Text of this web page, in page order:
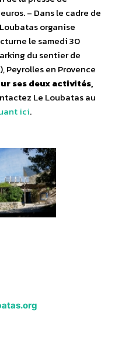
– Dans le cadre de
organise
le samedi 30
du sentier de
Peyrolles en Provence
ses deux activités,
Le Loubatas au
ici.